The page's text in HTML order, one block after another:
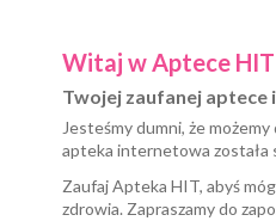
Witaj w Aptece HIT
Twojej zaufanej
Jesteśmy dumni, że
apteka internetowa została
Zaufaj Apteka HIT, abyś
zdrowia. Zapraszamy do